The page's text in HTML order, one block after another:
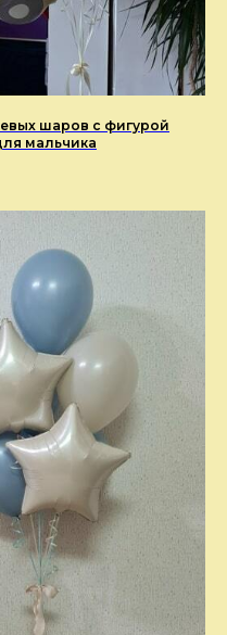
шаров с фигурой
мальчика